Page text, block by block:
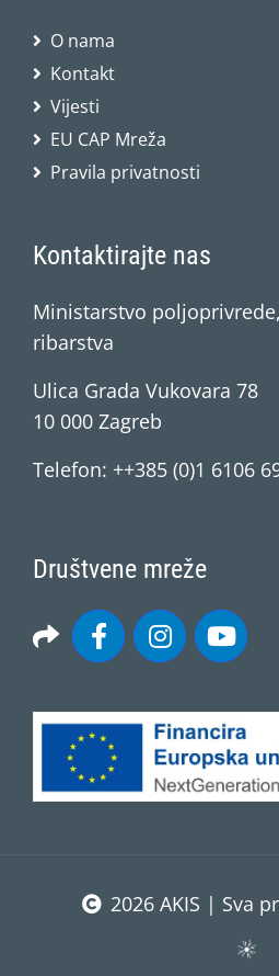
O nama
Kontakt
Vijesti
EU CAP Mreža
Pravila privatnosti
Kontaktirajte nas
Ministarstvo
ribarstva
Ulica Grada Vukovara 78
10 000 Zagreb
Telefon: ++385 (0)1 6106
Društvene mreže
2026 AKIS | Sva